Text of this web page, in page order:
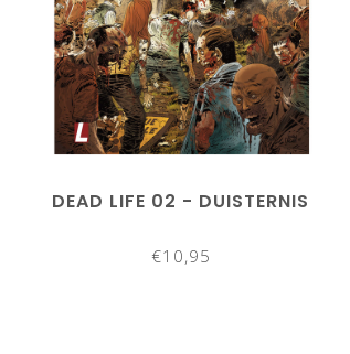
DEAD LIFE 02 - DUISTERNIS
€10,95